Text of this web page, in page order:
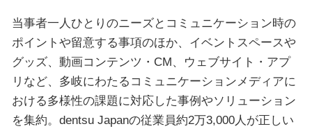
当事者一人ひとりのニーズとコミュニケーション時の
ポイントや留意する事項のほか、イベントスペースや
グッズ、動画コンテンツ・CM、ウェブサイト・アプ
リなど、多岐にわたるコミュニケーションメディアに
おける多様性の課題に対応した事例やソリューション
を集約。dentsu Japanの従業員約2万3,000人が正しい